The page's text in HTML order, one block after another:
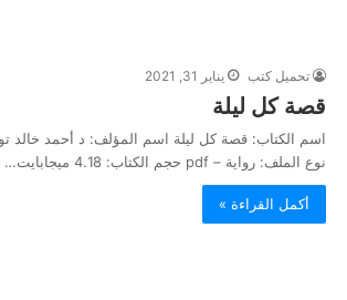
تحميل كتب يناير 31, 2021
قصة كل ليلة
اسم الكتاب: قصة كل ليلة اسم المؤلف: د أحمد خالد
نوع الملف: رواية – pdf حجم الكتاب: 4.18 ميجابايت…
أكمل القراءة »